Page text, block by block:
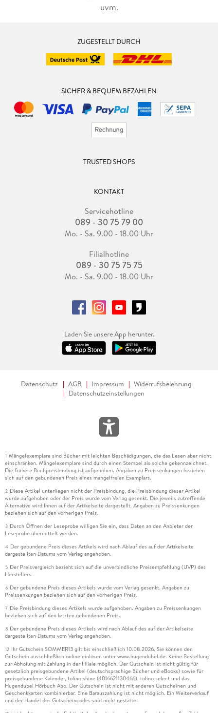
uvm.
ZUGESTELLT DURCH
SICHER & BEQUEM BEZAHLEN
TRUSTED SHOPS
KONTAKT
Servicehotline
089 - 30 75 79 00
Mo. - Sa. 9.00 - 18.00 Uhr
Filialhotline
089 - 30 75 75 75
Mo. - Sa. 9.00 - 18.00 Uhr
Laden Sie unsere App herunter.
Datenschutz AGB Impressum
Widerrufsbelehrung
Datenschutzeinstellungen
1 Mängelexemplare sind Bücher mit leichten Beschädigungen, die das Lesen aber nicht
einschränken. Mängelexemplare sind durch einen Stempel als solche gekennzeichnet.
Die frühere Buchpreisbindung ist aufgehoben. Angaben zu Preissenkungen beziehen
sich auf den gebundenen Preis eines mangelfreien Exemplars.
2 Diese Artikel unterliegen nicht der Preisbindung, die Preisbindung dieser Artikel
wurde aufgehoben oder der Preis wurde vom Verlag gesenkt. Die jeweils zutreffende
Alternative wird Ihnen auf der Artikelseite dargestellt. Angaben zu Preissenkungen
beziehen sich auf den vorherigen Preis.
3 Durch Öffnen der Leseprobe willigen Sie ein, dass Daten an den Anbieter der
Leseprobe übermittelt werden.
4 Der gebundene Preis dieses Artikels wird nach Ablauf des auf der Artikelseite
dargestellten Datums vom Verlag angehoben.
5 Der Preisvergleich bezieht sich auf die unverbindliche Preisempfehlung (UVP) des
Herstellers.
6 Der gebundene Preis dieses Artikels wurde vom Verlag gesenkt. Angaben zu
Preissenkungen beziehen sich auf den vorherigen Preis.
7 Die Preisbindung dieses Artikels wurde aufgehoben. Angaben zu Preissenkungen
beziehen sich auf den letzten gebundenen Preis.
8 Der gebundene Preis dieses Artikels wird nach Ablauf des auf der Artikelseite
dargestellten Datums vom Verlag angehoben.
12 Ihr Gutschein SOMMER13 gilt bis einschließlich 10.08.2026. Sie können den
Gutschein ausschließlich online einlösen unter www.hugendubel.de. Keine Bestellung
zur Abholung mit Zahlung in der Filiale möglich. Der Gutschein ist nicht gültig für
gesetzlich preisgebundene Artikel (deutschsprachige Bücher und eBooks) sowie für
preisgebundene Kalender, tolino shine (4016621130466), tolino select und das
Hugendubel Hörbuch Abo. Der Gutschein ist nicht mit anderen Gutscheinen und
Geschenkkarten kombinierbar. Eine Barauszahlung ist nicht möglich. Ein Weiterverkauf
und der Handel des Gutscheincodes sind nicht gestattet.